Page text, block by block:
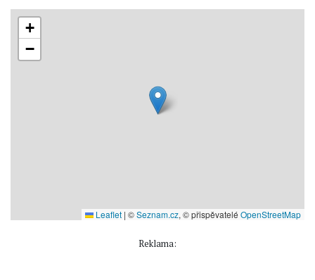
+
−
Leaflet | ©Seznam.cz, © přispěvatelé OpenStreetMap
Reklama: